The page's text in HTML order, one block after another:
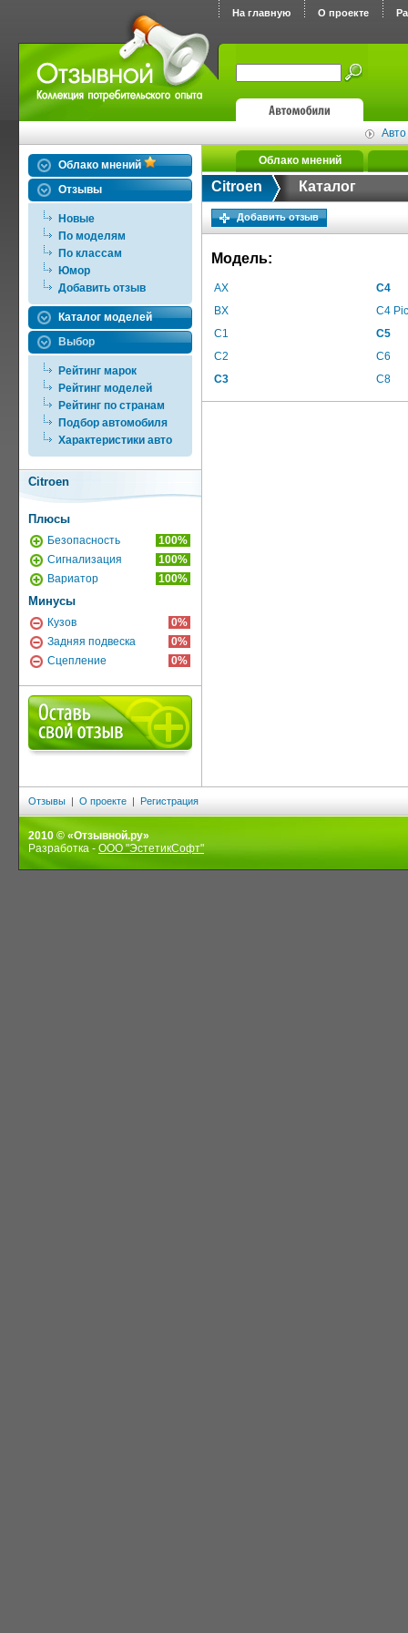
На главную О проекте
Авто
Облако мнений
Отзывы
Новые
По моделям
По классам
Юмор
Добавить отзыв
Каталог моделей
Выбор
Рейтинг марок
Рейтинг моделей
Рейтинг по странам
Подбор автомобиля
Характеристики авто
Citroen
Плюсы
Безопасность
100%
Сигнализация
100%
Вариатор
100%
Минусы
Кузов
0%
Задняя подвеска
0%
Сцепление
0%
Облако мнений
Citroen Каталог
Добавить отзыв
Модель:
AX
BX
C1
C2
C3
C4
C4
C5
C6
C8
Отзывы | О проекте | Регистрация
2010 © «Отзывной.ру»
Разработка - ООО "ЭстетикСофт"